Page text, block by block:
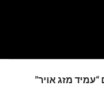
מזג אויר”